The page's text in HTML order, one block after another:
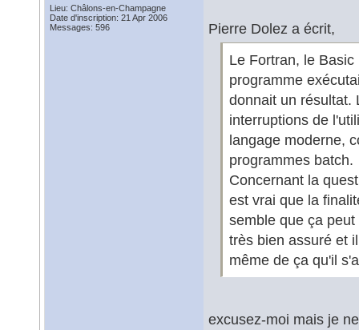
Lieu: Châlons-en-Champagne
Date d'inscription: 21 Apr 2006
Messages: 596
Pierre Dolez a écrit,
Le Fortran, le
programme
donnait un résultat.
interruptions de
langage moderne,
programmes batch.
Concernant la
est vrai que la
semble que ça
très bien assuré et
même de ça qu'il
excusez-moi mais je